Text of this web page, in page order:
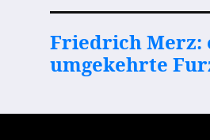
Friedrich Merz:
umgekehrte